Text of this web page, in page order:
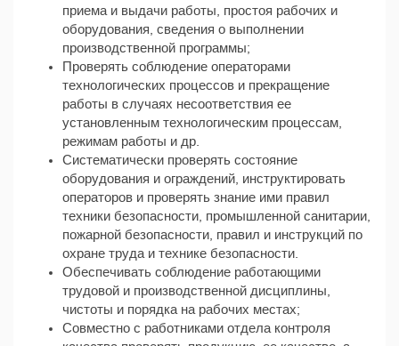
приема и выдачи работы, простоя рабочих и
оборудования, сведения о выполнении
производственной программы;
Проверять соблюдение операторами
технологических процессов и прекращение
работы в случаях несоответствия ее
установленным технологическим процессам,
режимам работы и др.
Систематически проверять состояние
оборудования и ограждений, инструктировать
операторов и проверять знание ими правил
техники безопасности, промышленной санитарии,
пожарной безопасности, правил и инструкций по
охране труда и технике безопасности.
Обеспечивать соблюдение работающими
трудовой и производственной дисциплины,
чистоты и порядка на рабочих местах;
Совместно с работниками отдела контроля